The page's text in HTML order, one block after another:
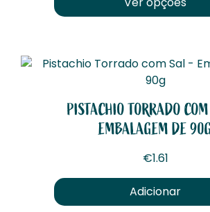
PISTACHIO TORRADO
EMBALAGEM DE 90G
€1.61
Adicionar